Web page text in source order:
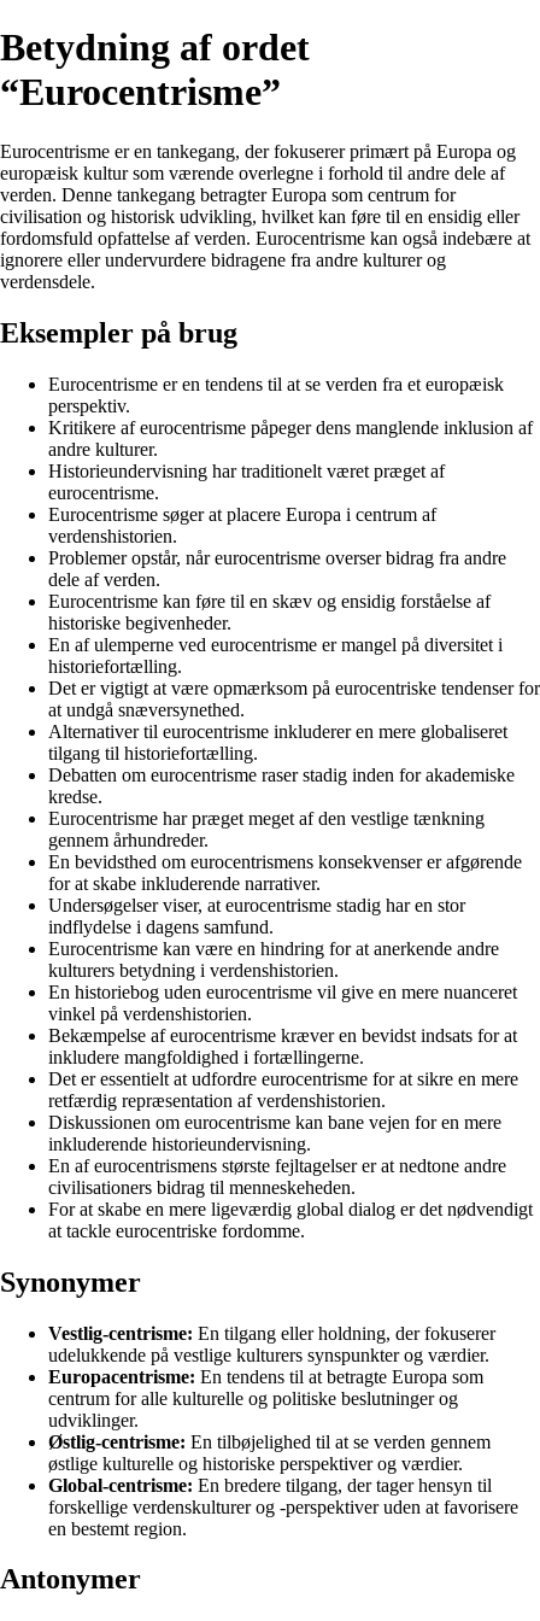
Betydning af ordet
“Eurocentrisme”
Eurocentrisme er en tankegang, der fokuserer primært på Europa og
europæisk kultur som værende overlegne i forhold til andre dele af
verden. Denne tankegang betragter Europa som centrum for
civilisation og historisk udvikling, hvilket kan føre til en ensidig eller
fordomsfuld opfattelse af verden. Eurocentrisme kan også indebære at
ignorere eller undervurdere bidragene fra andre kulturer og
verdensdele.
Eksempler på brug
Eurocentrisme er en tendens til at se verden fra et europæisk
perspektiv.
Kritikere af eurocentrisme påpeger dens manglende inklusion af
andre kulturer.
Historieundervisning har traditionelt været præget af
eurocentrisme.
Eurocentrisme søger at placere Europa i centrum af
verdenshistorien.
Problemer opstår, når eurocentrisme overser bidrag fra andre
dele af verden.
Eurocentrisme kan føre til en skæv og ensidig forståelse af
historiske begivenheder.
En af ulemperne ved eurocentrisme er mangel på diversitet i
historiefortælling.
Det er vigtigt at være opmærksom på eurocentriske tendenser for
at undgå snæversynethed.
Alternativer til eurocentrisme inkluderer en mere globaliseret
tilgang til historiefortælling.
Debatten om eurocentrisme raser stadig inden for akademiske
kredse.
Eurocentrisme har præget meget af den vestlige tænkning
gennem århundreder.
En bevidsthed om eurocentrismens konsekvenser er afgørende
for at skabe inkluderende narrativer.
Undersøgelser viser, at eurocentrisme stadig har en stor
indflydelse i dagens samfund.
Eurocentrisme kan være en hindring for at anerkende andre
kulturers betydning i verdenshistorien.
En historiebog uden eurocentrisme vil give en mere nuanceret
vinkel på verdenshistorien.
Bekæmpelse af eurocentrisme kræver en bevidst indsats for at
inkludere mangfoldighed i fortællingerne.
Det er essentielt at udfordre eurocentrisme for at sikre en mere
retfærdig repræsentation af verdenshistorien.
Diskussionen om eurocentrisme kan bane vejen for en mere
inkluderende historieundervisning.
En af eurocentrismens største fejltagelser er at nedtone andre
civilisationers bidrag til menneskeheden.
For at skabe en mere ligeværdig global dialog er det nødvendigt
at tackle eurocentriske fordomme.
Synonymer
Vestlig-centrisme: En tilgang eller holdning, der fokuserer
udelukkende på vestlige kulturers synspunkter og værdier.
Europacentrisme: En tendens til at betragte Europa som
centrum for alle kulturelle og politiske beslutninger og
udviklinger.
Østlig-centrisme: En tilbøjelighed til at se verden gennem
østlige kulturelle og historiske perspektiver og værdier.
Global-centrisme: En bredere tilgang, der tager hensyn til
forskellige verdenskulturer og -perspektiver uden at favorisere
en bestemt region.
Antonymer